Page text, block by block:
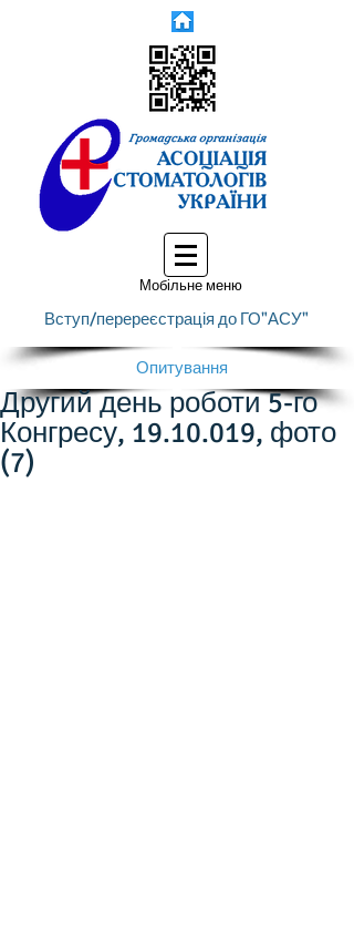
Мобільне меню
Вступ/перереєстрація до ГО"АСУ"
Опитування
Другий день роботи 5-го
Конгресу, 19.10.019, фото
(7)